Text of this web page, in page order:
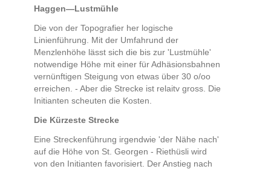
Haggen—Lustmühle
Die von der Topografier her logische
Linienführung. Mit der Umfahrund der
Menzlenhöhe lässt sich die bis zur 'Lustmühle'
notwendige Höhe mit einer für Adhäsionsbahnen
vernünftigen Steigung von etwas über 30 o/oo
erreichen. - Aber die Strecke ist relaitv gross. Die
Initianten scheuten die Kosten.
Die Kürzeste Strecke
Eine Streckenführung irgendwie 'der Nähe nach'
auf die Höhe von St. Georgen - Riethüsli wird
von den Initianten favorisiert. Der Anstieg nach